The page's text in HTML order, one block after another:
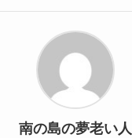
南の島の夢老い人